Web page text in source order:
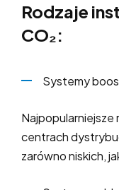
Rodzaje
CO₂:
Systemy
Najpopularniejsze
centrach
zarówno niskich,